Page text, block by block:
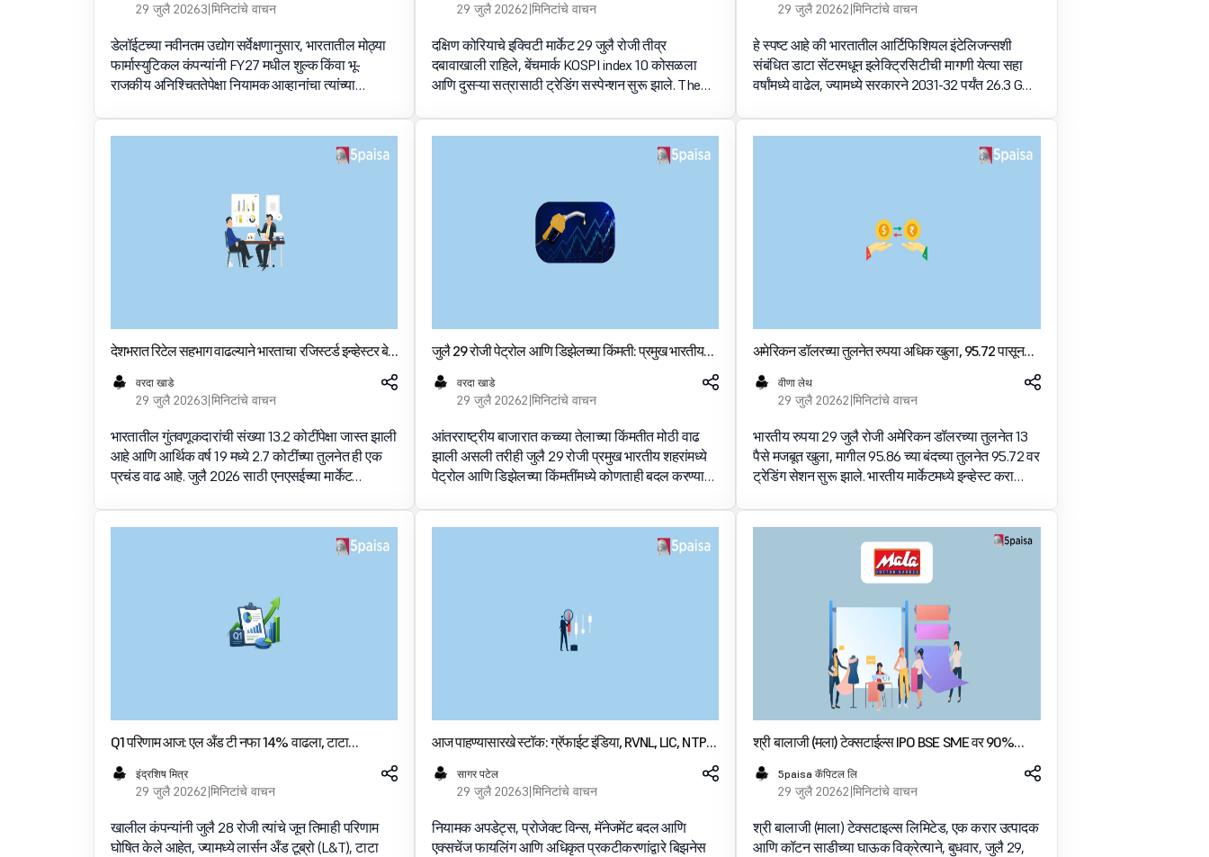
29 जुलै 20263 मिनिटांचे वाचन
डेलॉईटच्या नवीनतम उद्योग सर्वेक्षणानुसार, भारतातील मोठ्या
फार्मास्युटिकल कंपन्यांनी FY27 मधील शुल्क किंवा भू-
राजकीय अनिश्चिततेपेक्षा नियामक आव्हानांचा त्यांच्या
भारतीय मार्केटमध्ये इन्व्हेस्ट करा
29 जुलै 20262 मिनिटांचे वाचन
दक्षिण कोरियाचे इक्विटी मार्केट 29 जुलै रोजी तीव्र
दबावाखाली राहिले, बेंचमार्क KOSPI index 10 कोसळला
आणि दुसऱ्या सत्रासाठी ट्रेडिंग सस्पेन्शन सुरू झाले. The
Hynix’s qu
29 जुलै 20262 मिनिटांचे वाचन
हे स्पष्ट आहे की भारतातील आर्टिफिशियल इंटेलिजन्सशी
संबंधित डाटा सेंटरमधून इलेक्ट्रिसिटीची मागणी येत्या सहा
वर्षांमध्ये वाढेल, ज्यामध्ये सरकारने 2031-32 पर्यंत 26.3 GW
करण्यात आला
देशभरात रिटेल सहभाग वाढल्याने भारताचा रजिस्टर्ड इन्व्हेस्टर बेस
13.2 कोटीचा टप्पा ओलांडला आहे
वरदा खाडे
29 जुलै 20263 मिनिटांचे वाचन
भारतातील गुंतवणूकदारांची संख्या 13.2 कोटींपेक्षा जास्त झाली
आहे आणि आर्थिक वर्ष 19 मध्ये 2.7 कोटींच्या तुलनेत ही एक
प्रचंड वाढ आहे. जुलै 2026 साठी एनएसईच्या मार्केट
वाढला आहे आणि
जुलै 29 रोजी पेट्रोल आणि डिझेलच्या किंमती: प्रमुख भारतीय
शहरांमध्ये नवीनतम इंधन दर तपासा
वरदा खाडे
29 जुलै 20262 मिनिटांचे वाचन
आंतरराष्ट्रीय बाजारात कच्च्या तेलाच्या किंमतीत मोठी वाढ
झाली असली तरीही जुलै 29 रोजी प्रमुख भारतीय शहरांमध्ये
पेट्रोल आणि डिझेलच्या किंमतींमध्ये कोणताही बदल करण्यात
सह भविष्यातील क्षमता अनलॉक करा आता अकाउंट उघडा
अमेरिकन डॉलरच्या तुलनेत रुपया अधिक खुला, 95.72 पासून
सेशन सुरू
वीणा लेथ
29 जुलै 20262 मिनिटांचे वाचन
भारतीय रुपया 29 जुलै रोजी अमेरिकन डॉलरच्या तुलनेत 13
पैसे मजबूत खुला, मागील 95.86 च्या बंदच्या तुलनेत 95.72 वर
ट्रेडिंग सेशन सुरू झाले. भारतीय मार्केटमध्ये इन्व्हेस्ट करा
नं
Q1 परिणाम आज: एल अँड टी नफा 14% वाढला, टाटा
कॅपिटलची कमाई 56% वाढली; पारादीप फॉस्फेट्स, बिरलासॉफ्ट
देखील वाढ नोंदवत आहेत
इंद्रशिष मित्र
29 जुलै 20262 मिनिटांचे वाचन
खालील कंपन्यांनी जुलै 28 रोजी त्यांचे जून तिमाही परिणाम
घोषित केले आहेत, ज्यामध्ये लार्सन अँड टूब्रो (L&T), टाटा
आज पाहण्यासारखे स्टॉक: ग्रॅफाईट इंडिया, RVNL, LIC, NTPC,
युरो पॅनेल प्रॉडक्ट्स फोकसमध्ये
सागर पटेल
29 जुलै 20263 मिनिटांचे वाचन
नियामक अपडेट्स, प्रोजेक्ट विन्स, मॅनेजमेंट बदल आणि
एक्सचेंज फायलिंग आणि अधिकृत प्रकटीकरणांद्वारे बिझनेस
श्री बालाजी (मला) टेक्सटाईल्स IPO BSE SME वर 90%
प्रीमियमवर सूचीबद्ध
5paisa कॅपिटल लि
29 जुलै 20262 मिनिटांचे वाचन
श्री बालाजी (माला) टेक्सटाइल्स लिमिटेड, एक करार उत्पादक
आणि कॉटन साडीच्या घाऊक विक्रेत्याने, बुधवार, जुलै 29,